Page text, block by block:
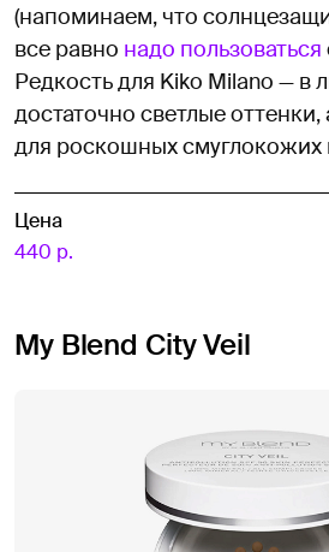
(напоминаем, что
все равно надо пользоваться
Редкость для Kiko Milano — в
достаточно светлые оттенки,
для роскошных смуглокожих
Цена
440 р.
My Blend City Veil